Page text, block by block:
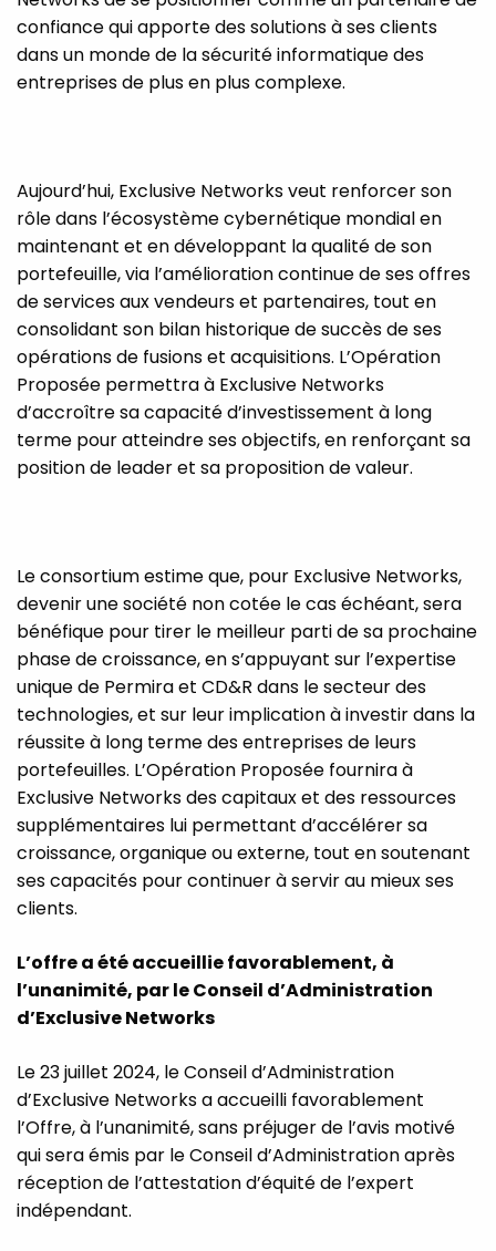
confiance qui apporte des solutions à ses clients
dans un monde de la sécurité informatique des
entreprises de plus en plus complexe.
Aujourd’hui, Exclusive Networks veut renforcer son
rôle dans l’écosystème cybernétique mondial en
maintenant et en développant la qualité de son
portefeuille, via l’amélioration continue de ses offres
de services aux vendeurs et partenaires, tout en
consolidant son bilan historique de succès de ses
opérations de fusions et acquisitions. L’Opération
Proposée permettra à Exclusive Networks
d’accroître sa capacité d’investissement à long
terme pour atteindre ses objectifs, en renforçant sa
position de leader et sa proposition de valeur.
Le consortium estime que, pour Exclusive Networks,
devenir une société non cotée le cas échéant, sera
bénéfique pour tirer le meilleur parti de sa prochaine
phase de croissance, en s’appuyant sur l’expertise
unique de Permira et CD&R dans le secteur des
technologies, et sur leur implication à investir dans la
réussite à long terme des entreprises de leurs
portefeuilles. L’Opération Proposée fournira à
Exclusive Networks des capitaux et des ressources
supplémentaires lui permettant d’accélérer sa
croissance, organique ou externe, tout en soutenant
ses capacités pour continuer à servir au mieux ses
clients.
L’offre a été accueillie favorablement, à
l’unanimité, par le Conseil d’Administration
d’Exclusive Networks
Le 23 juillet 2024, le Conseil d’Administration
d’Exclusive Networks a accueilli favorablement
l’Offre, à l’unanimité, sans préjuger de l’avis motivé
qui sera émis par le Conseil d’Administration après
réception de l’attestation d’équité de l’expert
indépendant.